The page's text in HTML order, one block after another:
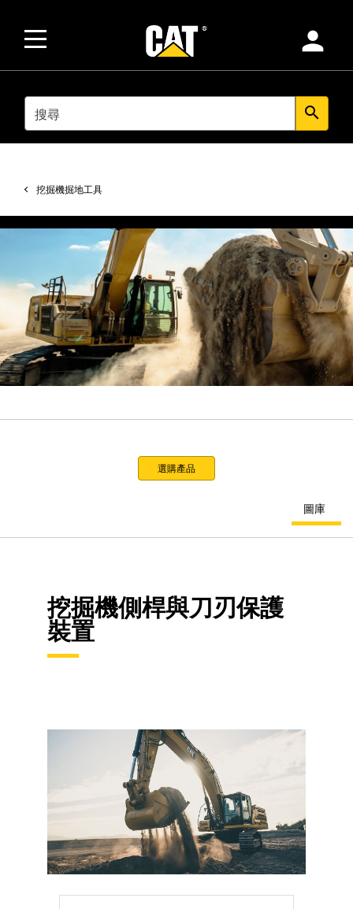
person
SEARCH search
挖掘機掘地工具
選購產品
圖庫
挖掘機側桿與刀刃保護
裝置